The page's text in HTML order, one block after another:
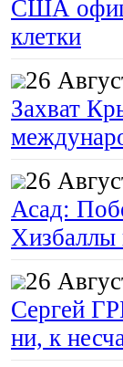
США
клетки
26
Захват
26
Асад:
Хизбаллы
26
Сергей
ни, к